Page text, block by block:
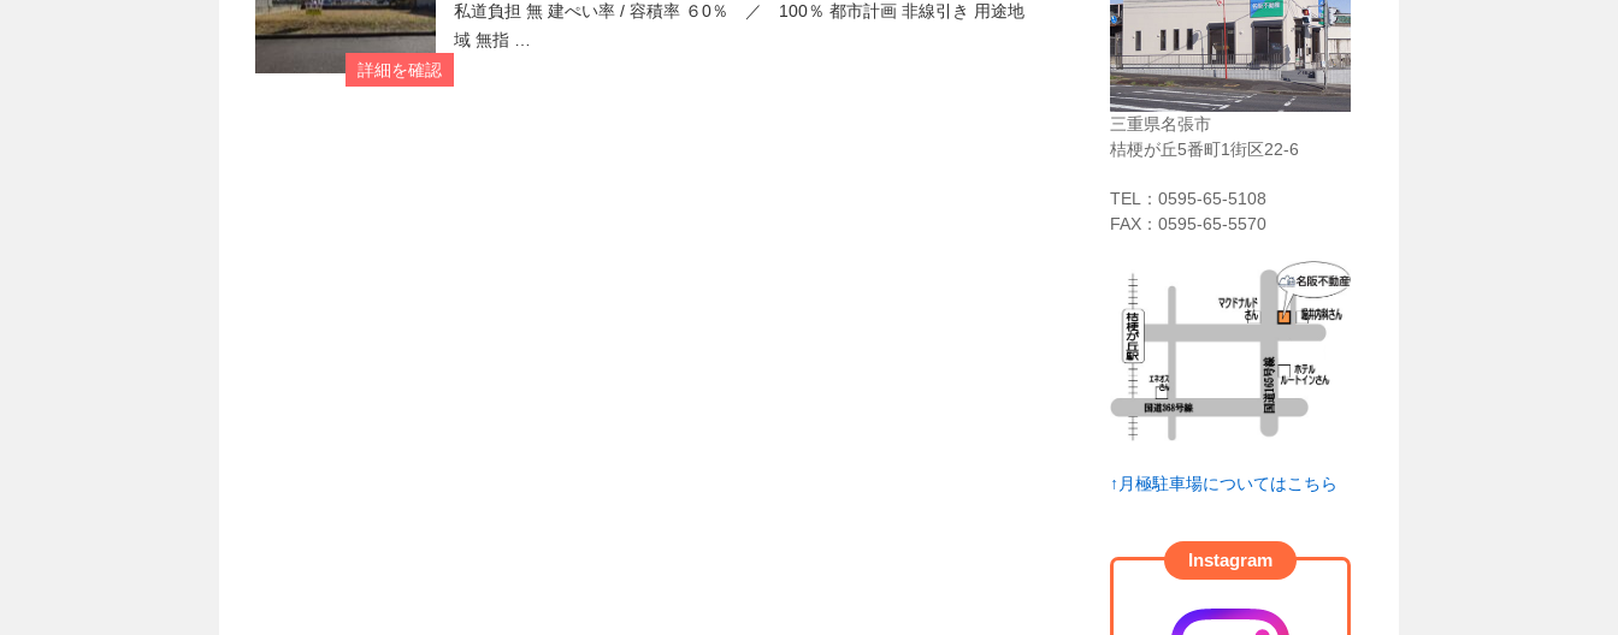
私道負担 無 建ぺい率 / 容積率 ６0％ ／ 100％ 都市計画 非線引き 用途地
域 無指 …
詳細を確認
三重県名張市
桔梗が丘5番町1街区22-6
TEL： 0595-65-5108
FAX：0595-65-5570
↑月極駐車場についてはこちら
Instagram